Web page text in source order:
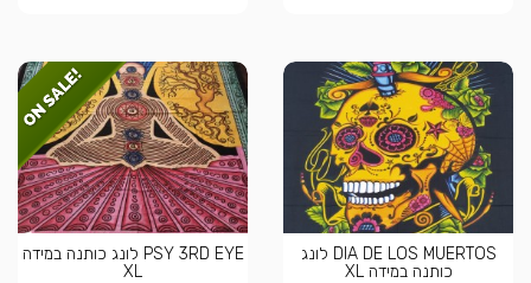
DIA DE LOS MUERTOS לונג
כותנה במידה XL
PSY 3RD EYE לונג כותנה במידה
XL